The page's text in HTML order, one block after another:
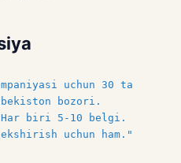
uchun 30 ta
bozori.
Har biri 5-10 belgi.
uchun ham."